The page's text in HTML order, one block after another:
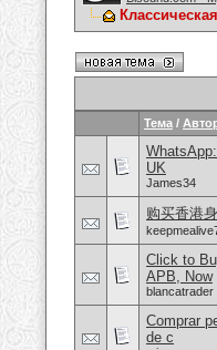
Тема /
UK
James34
购买香港
Click to
APB, Now
blancatrader
Comprar
de c